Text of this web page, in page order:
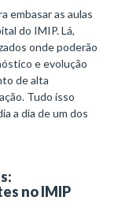
embasar as aulas
do IMIP. Lá,
onde poderão
e evolução
de alta
Tudo isso
a dia de um dos
no IMIP